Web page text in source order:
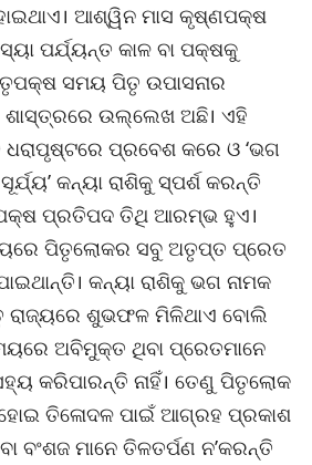
ଆଶ୍ୱିନ ମାସ କୃଷ୍ଣପକ୍ଷ
ପର୍ଯ୍ୟନ୍ତ କାଳ ବା ପକ୍ଷକୁ
ସମୟ ପିତୃ ଉପାସନାର
ଉଲ୍ଲେଖ ଅଛି। ଏହି
ପ୍ରବେଶ କରେ ଓ ‘ଭଗ
କନ୍ୟା ରାଶିକୁ ସ୍ପର୍ଶ କରନ୍ତି
ପ୍ରତିପଦ ତିଥି ଆରମ୍ଭ ହୁଏ।
ପିତୃଲୋକର ସବୁ ଅତୃପ୍ତ ପ୍ରେତ
କନ୍ୟା ରାଶିକୁ ଭଗ ନାମକ
ରାଜ୍ୟରେ ଶୁଭଫଳ ମିଳିଥାଏ ବୋଲି
ଅବିମୁକ୍ତ ଥିବା ପ୍ରେତମାନେ
କରିପାରନ୍ତି ନାହିଁ। ତେଣୁ ପିତୃଲୋକ
ହୋଇ ତିଳୋଦଳ ପାଇଁ ଆଗ୍ରହ ପ୍ରକାଶ
ବଂଶଜ ମାନେ ତିଳତର୍ପଣ ନ’କରନ୍ତି